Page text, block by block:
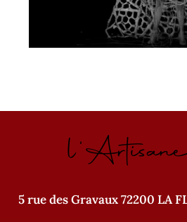
5 rue des Gravaux 72200 LA